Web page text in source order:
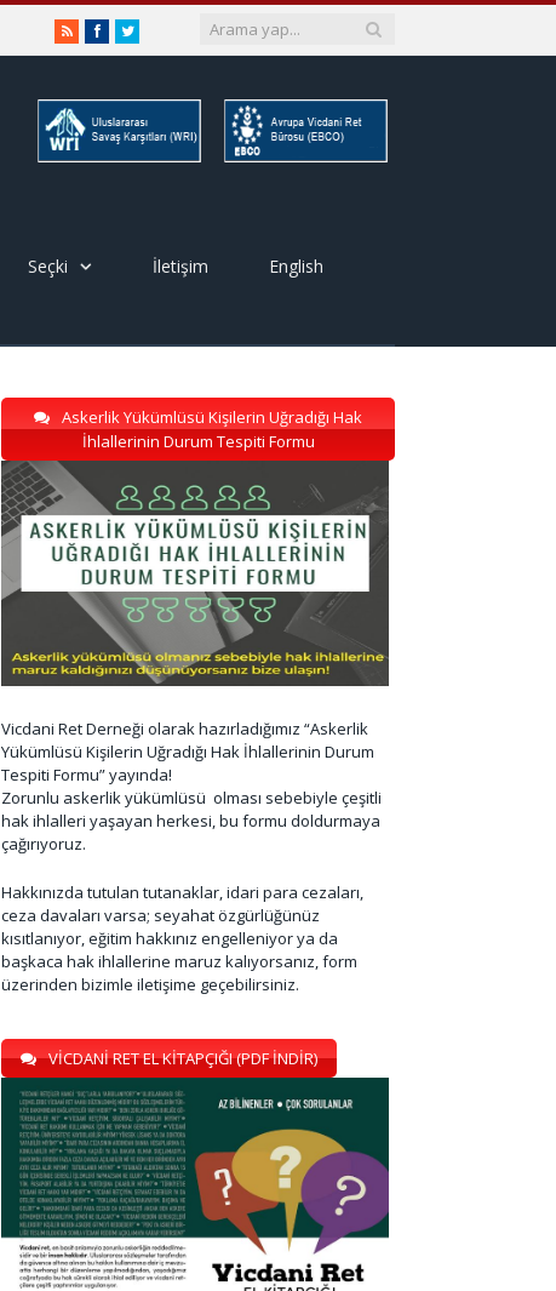
RSSFacebookTwitter
Seçki İletişim English
Askerlik Yükümlüsü Kişilerin Uğradığı Hak
İhlallerinin Durum Tespiti Formu
Vicdani Ret Derneği olarak hazırladığımız “Askerlik
Yükümlüsü Kişilerin Uğradığı Hak İhlallerinin Durum
Tespiti Formu” yayında!
Zorunlu askerlik yükümlüsü olması sebebiyle çeşitli
hak ihlalleri yaşayan herkesi, bu formu doldurmaya
çağırıyoruz.
Hakkınızda tutulan tutanaklar, idari para cezaları,
ceza davaları varsa; seyahat özgürlüğünüz
kısıtlanıyor, eğitim hakkınız engelleniyor ya da
başkaca hak ihlallerine maruz kalıyorsanız, form
üzerinden bizimle iletişime geçebilirsiniz.
VİCDANİ RET EL KİTAPÇIĞI (PDF İNDİR)